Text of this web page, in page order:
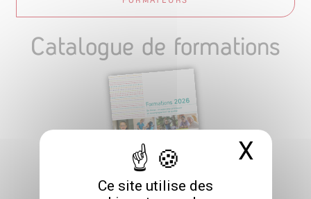
Ce site utilise des
X
Catalogue de formations